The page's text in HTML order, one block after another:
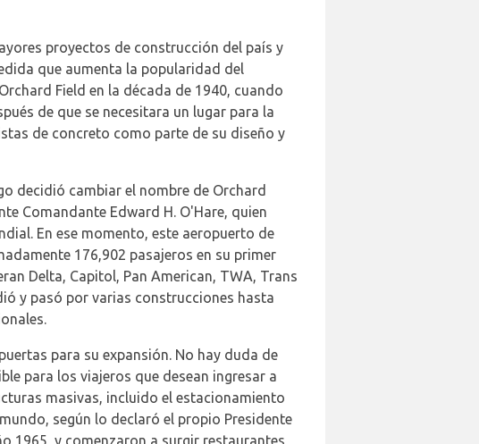
proyectos de construcción del país y
que aumenta la popularidad del
Field en la década de 1940, cuando
de que se necesitara un lugar para la
de concreto como parte de su diseño y
decidió cambiar el nombre de Orchard
Comandante Edward H. O'Hare, quien
En ese momento, este aeropuerto de
176,902 pasajeros en su primer
Delta, Capitol, Pan American, TWA, Trans
y pasó por varias construcciones hasta
para su expansión. No hay duda de
para los viajeros que desean ingresar a
masivas, incluido el estacionamiento
según lo declaró el propio Presidente
1965, y comenzaron a surgir restaurantes